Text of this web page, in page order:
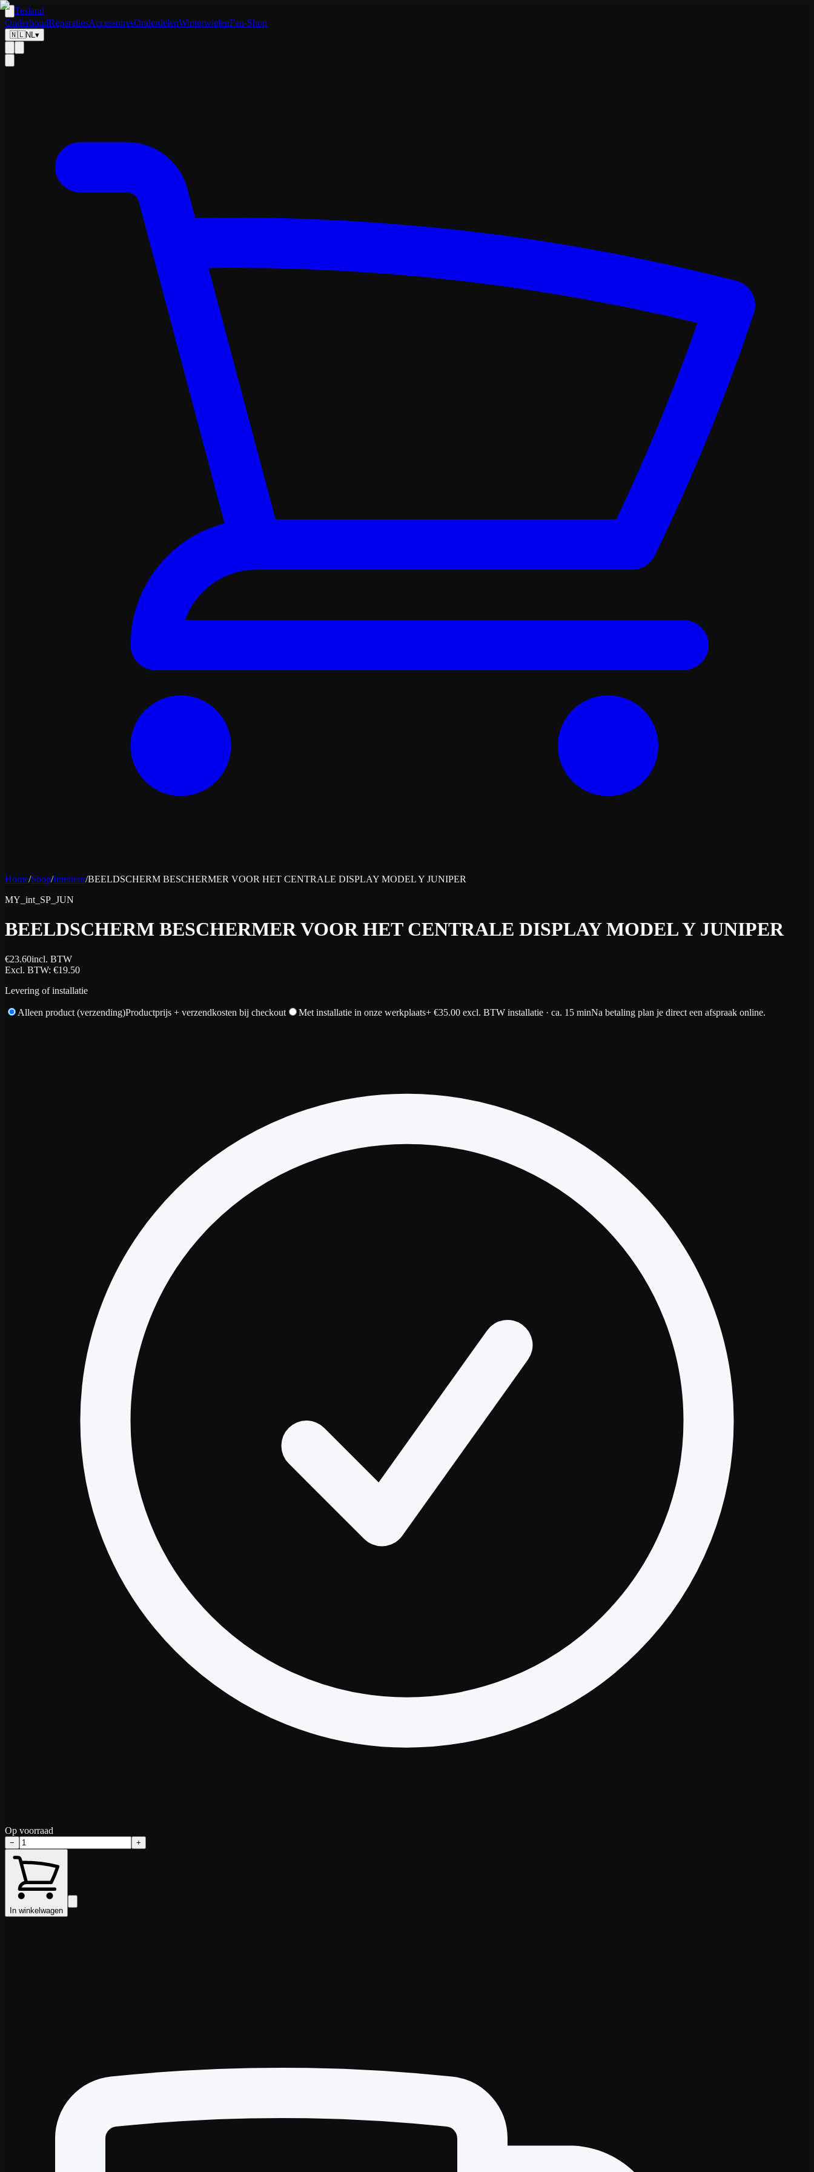
Tesland
OnderhoudReparatiesAccessoiresOnderdelenWinterwielenFan-Shop
🇳🇱NL▾
Home/Shop/Interieur/BEELDSCHERM BESCHERMER VOOR HET CENTRALE DISPLAY MODEL Y JUNIPER
MY_int_SP_JUN
BEELDSCHERM BESCHERMER VOOR HET CENTRALE DISPLAY MODEL Y JUNIPER
€23.60incl. BTW
Excl. BTW: €19.50
Levering of installatie
Alleen product (verzending)Productprijs + verzendkosten bij checkout Met installatie in onze werkplaats+ €35.00 excl. BTW installatie · ca. 15 minNa betaling plan je direct een afspraak online.
Op voorraad
− +
In winkelwagen